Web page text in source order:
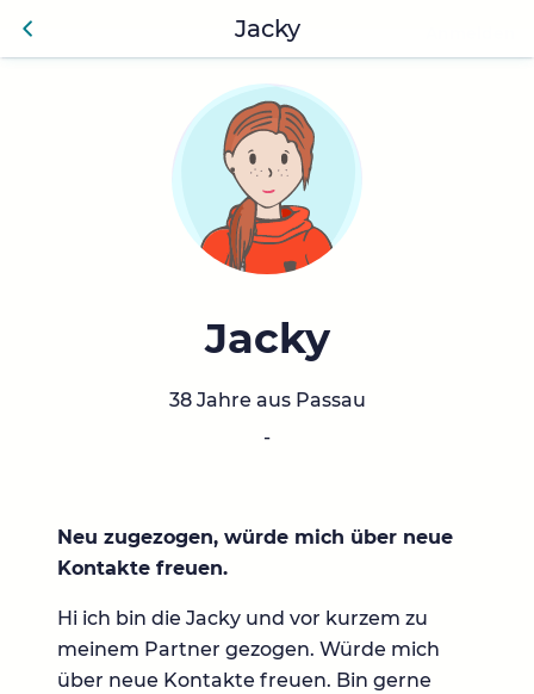
Zurü
Jacky
Jacky
38 Jahre aus Passau
-
Neu zugezogen, würde mich über neue
Kontakte freuen.
Hi ich bin die Jacky und vor kurzem zu
meinem Partner gezogen. Würde mich
über neue Kontakte freuen. Bin gerne